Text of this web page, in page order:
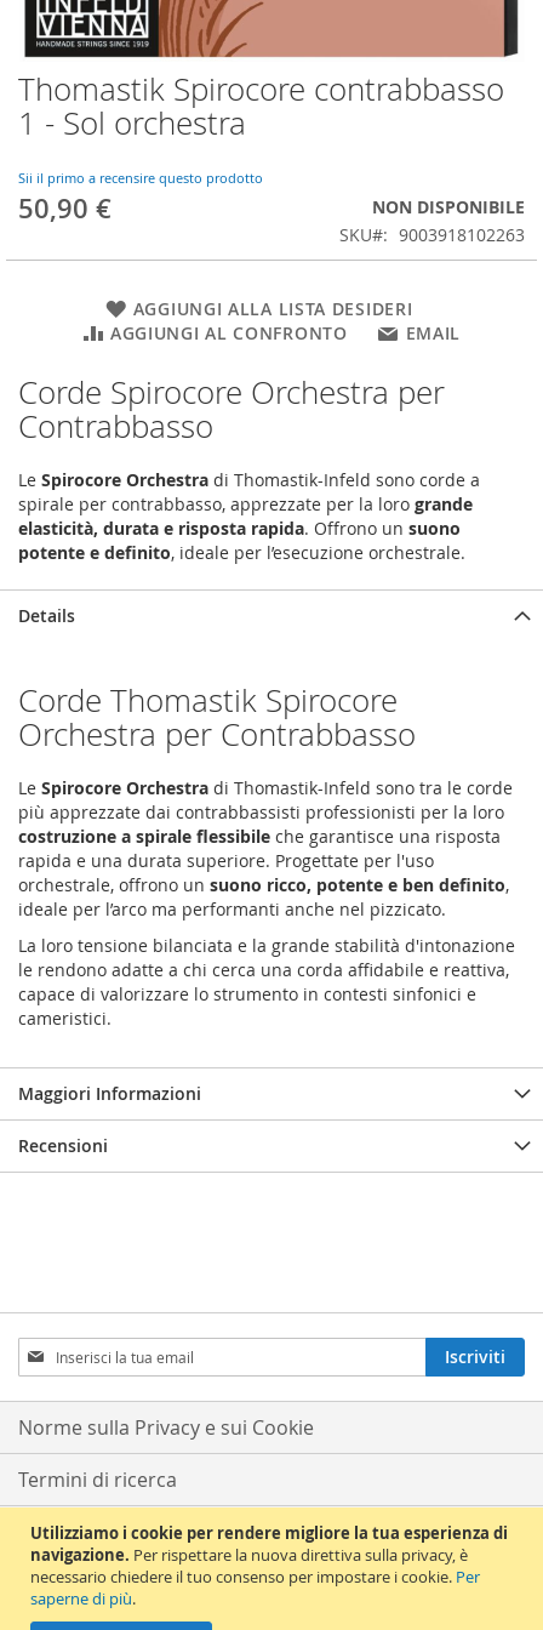
Utilizziamo i cookie per rendere migliore la tua esperienza di
navigazione. Per rispettare la nuova direttiva sulla privacy, è
necessario chiedere il tuo consenso per impostare i cookie. Per
saperne di più.
Vai
all'inizio
della
di
immagini
Thomastik Spirocore contrabbasso
1 - Sol orchestra
Sii il primo a recensire questo prodotto
50,90 €
NON DISPONIBILE
SKU
9003918102263
AGGIUNGI ALLA LISTA DESIDERI
AGGIUNGI AL CONFRONTO
EMAIL
Corde Spirocore Orchestra per
Contrabbasso
Le Spirocore Orchestra di Thomastik-Infeld sono corde a
spirale per contrabbasso, apprezzate per la loro grande
elasticità, durata e risposta rapida. Offrono un suono
potente e definito, ideale per l’esecuzione orchestrale.
Details
Corde Thomastik Spirocore
Orchestra per Contrabbasso
Le Spirocore Orchestra di Thomastik-Infeld sono tra le corde
più apprezzate dai contrabbassisti professionisti per la loro
costruzione a spirale flessibile che garantisce una risposta
rapida e una durata superiore. Progettate per l'uso
orchestrale, offrono un suono ricco, potente e ben definito,
ideale per l’arco ma performanti anche nel pizzicato.
La loro tensione bilanciata e la grande stabilità d'intonazione
le rendono adatte a chi cerca una corda affidabile e reattiva,
capace di valorizzare lo strumento in contesti sinfonici e
cameristici.
Maggiori Informazioni
Recensioni
Iscriviti
alla
nostra
Newsletter:
Iscriviti
Norme sulla Privacy e sui Cookie
Termini di ricerca
Ricerca avanzata
Ordini e resi